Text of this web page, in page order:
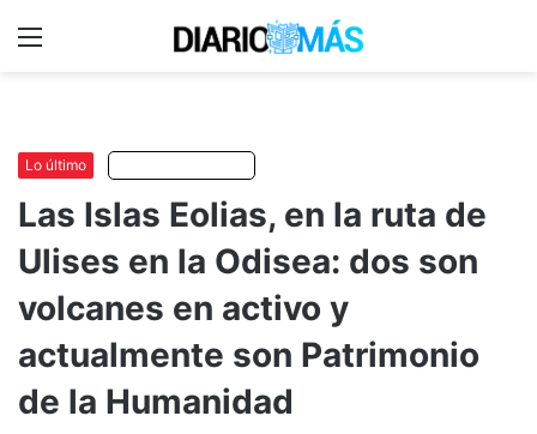
Lo último
Las Islas Eolias, en la ruta de
Ulises en la Odisea: dos son
volcanes en activo y
actualmente son Patrimonio
de la Humanidad